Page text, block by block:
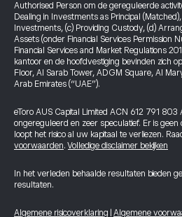
Authorised Person om de gereguleerde
Dealing in Investments as Principal
Investments, (c) Providing Custody, (d)
Assets (onder Financial Services Permission
Financial Services and Market Regulations
kantoor en de hoofdvestiging bevinden zich
Floor, Al Sarab Tower, ADGM Square, Al
Arab Emirates (“UAE”).
eToro AUS Capital Limited ACN 612 791 803
ongereguleerd en zeer speculatief. Er is
loopt het risico al uw kapitaal te verliezen.
voorwaarden.Volledige disclaimer bekijken
In het verleden behaalde resultaten bieden
resultaten.
Algemene risicoverklaring Algemene